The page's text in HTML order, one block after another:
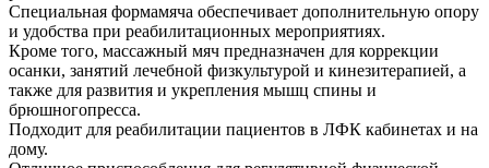
Специальная формамяча обеспечивает дополнительную опору
и удобства при реабилитационных мероприятиях.
Кроме того, массажный мяч предназначен для коррекции
осанки, занятий лечебной физкультурой и кинезитерапией, а
также для развития и укрепления мышц спины и
брюшногопресса.
Подходит для реабилитации пациентов в ЛФК кабинетах и на
дому.